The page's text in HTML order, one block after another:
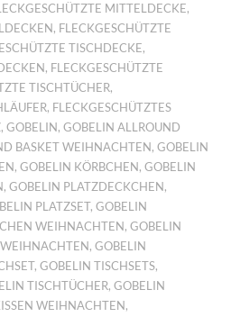
MITTELDECKE,
, FLECKGESCHÜTZTE
TISCHDECKE,
, FLECKGESCHÜTZTE
TISCHTÜCHER,
, FLECKGESCHÜTZTES
,GOBELIN,GOBELIN ALLROUND
BASKET WEIHNACHTEN,GOBELIN
,GOBELIN KÖRBCHEN,GOBELIN
,GOBELIN PLATZDECKCHEN,
PLATZSET,GOBELIN
WEIHNACHTEN,GOBELIN
,GOBELIN
,GOBELIN TISCHSETS,
TISCHTÜCHER,GOBELIN
WEIHNACHTEN,